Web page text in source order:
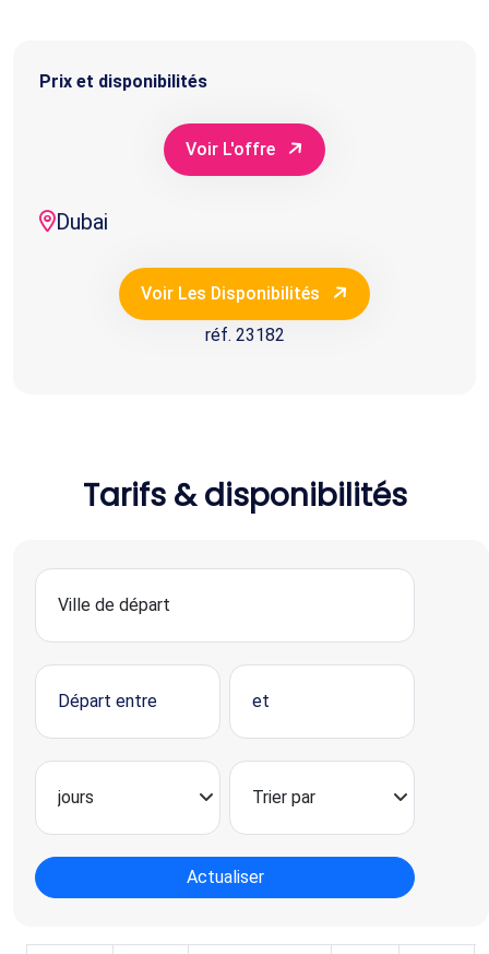
Prix et disponibilités
Voir L'offre
Dubai
Voir Les Disponibilités
réf. 23182
Tarifs & disponibilités
Actualiser